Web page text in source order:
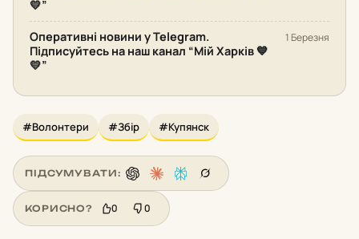
💛”
Оперативні новини у Telegram.
Підписуйтесь на наш канал “Мій Харків 💙
💛”
1 Березня
#Волонтери #Збір #Купянск
ПІДСУМУВАТИ:
КОРИСНО? 0 0